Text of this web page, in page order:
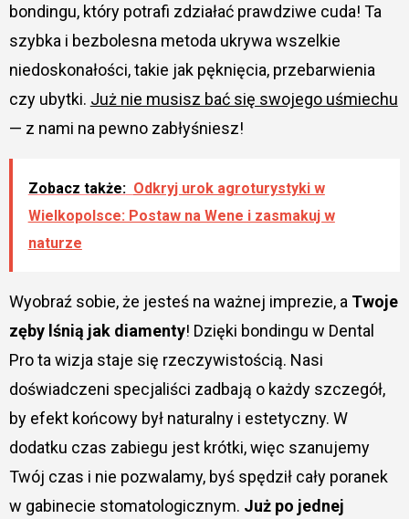
bondingu, który potrafi zdziałać prawdziwe cuda! Ta
szybka i bezbolesna metoda ukrywa wszelkie
niedoskonałości, takie jak pęknięcia, przebarwienia
czy ubytki. Już nie musisz bać się swojego uśmiechu
— z nami na pewno zabłyśniesz!
Zobacz także: Odkryj urok agroturystyki w
Wielkopolsce: Postaw na Wene i zasmakuj w
naturze
Wyobraź sobie, że jesteś na ważnej imprezie, a Twoje
zęby lśnią jak diamenty! Dzięki bondingu w Dental
Pro ta wizja staje się rzeczywistością. Nasi
doświadczeni specjaliści zadbają o każdy szczegół,
by efekt końcowy był naturalny i estetyczny. W
dodatku czas zabiegu jest krótki, więc szanujemy
Twój czas i nie pozwalamy, byś spędził cały poranek
w gabinecie stomatologicznym. Już po jednej